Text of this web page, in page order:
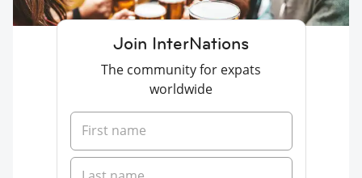
Join InterNations
The community for expats
worldwide